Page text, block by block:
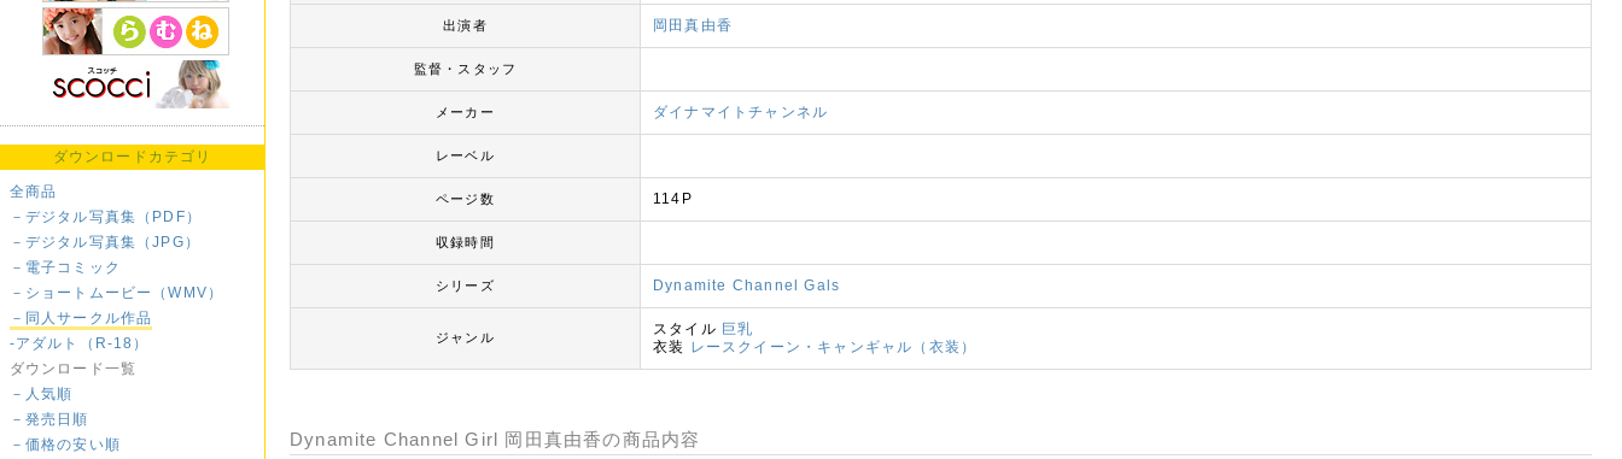
ダウンロードカテゴリ
全商品
－デジタル写真集（PDF）
－デジタル写真集（JPG）
－電子コミック
－ショートムービー（WMV）
－同人サークル作品
-アダルト（R-18）
ダウンロード一覧
－人気順
－発売日順
－価格の安い順
出演者 岡田真由香
監督・スタッフ
メーカー ダイナマイトチャンネル
レーベル
ページ数 114P
収録時間
シリーズ Dynamite Channel Gals
ジャンル スタイル 巨乳
衣装 レースクイーン・キャンギャル（衣装）
Dynamite Channel Girl 岡田真由香の商品内容